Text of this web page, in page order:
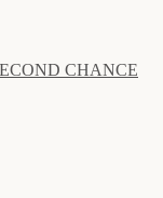
CHANCE